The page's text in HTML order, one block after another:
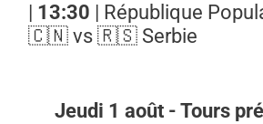
13:30
| République
🇨🇳 vs 🇷🇸 Serbie
Jeudi 1 août - Tours